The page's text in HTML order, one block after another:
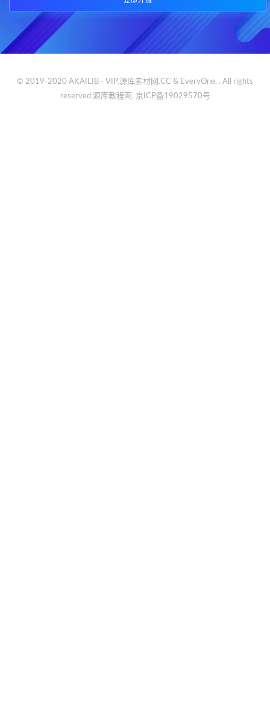
© 2019-2020 AKAILIB - VIP.源库素材网.CC & EveryOne. . All rights
reserved 源库教程网. 京ICP备19029570号